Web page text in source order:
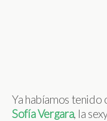
Ya habíamos
SofíaVergara, la